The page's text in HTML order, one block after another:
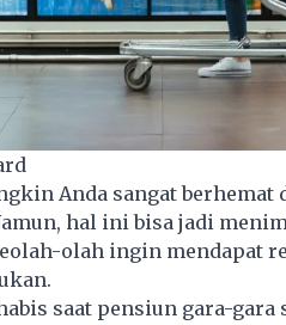
Anda sangat berhemat
hal ini bisa jadi
olah ingin mendapat
saat pensiun gara-gara